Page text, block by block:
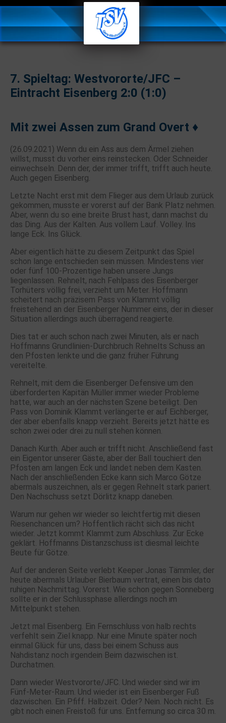
7. Spieltag: Westvororte/JFC –
Eintracht Eisenberg 2:0 (1:0)
Mit zwei Assen zum Grand Overt ♦️
(26.09.2021) Wenn du ein Ass aus dem Ärmel ziehen
willst, musst du vorher eins reinstecken. Oder Schneider
einwechseln. Denn der, der immer trifft, trifft auch heute.
Auch gegen Eisenberg.
Letzte Nacht erst mit dem Flieger aus dem Urlaub zurück
gekommen, musste er vorerst auf der Bank Platz nehmen.
Aber, wenn du so eine breite Brust hast, dann machst du
das Ding. Aus der Kalten. Aus vollem Lauf. Volley. Ins
lange Eck. Ins Glück.
Aber eigentlich hätte zu diesem Zeitpunkt das Spiel
schon lange entschieden sein müssen. Mindestens vier
oder fünf 100-Prozentige haben unsere Jungs
liegenlassen. Rehnelt, nach Fehlpass des Eisenberger
Torhüters völlig frei, verzieht um Meter. Hoffmann
scheitert nach präzisem Pass von Klammt völlig
freistehend an der Eisenberger Nummer eins, der in dieser
Situation allerdings auch überragend reagierte.
Dies tat er auch schon nach zwei Minuten, als er nach
Hoffmanns Grundlinien-Durchbruch Rehnelts Schuss an
den Pfosten lenkte und die ganz früher Führung
vereitelte.
Rehnelt, mit dem die Eisenberger Defensive um den
überforderten Kapitän Müller immer wieder Probleme
hatte, war auch an der nächsten Szene beteiligt. Den
Pass von Dominik Klammt verlängerte er auf Eichberger,
der aber ebenfalls knapp verzieht. Bereits jetzt hätte es
schon zwei oder drei zu null stehen können.
Danach Kurth. Aber auch er trifft nicht. Anschließend fast
ein Eigentor unserer Gäste, aber der Ball touchiert den
Pfosten am langen Eck und landet neben dem Kasten.
Nach der anschließenden Ecke kann sich Marco Götze
abermals auszeichnen, als er gegen Rehnelt stark pariert.
Den Nachschuss setzt Dörlitz knapp daneben.
Warum nur gehen wir wieder so leichtfertig mit diesen
Riesenchancen um? Hoffentlich rächt sich das nicht
wieder. Jetzt kommt Klammt zum Abschluss. Zur Ecke
geklärt. Hoffmanns Distanzschuss ist diesmal leichte
Beute für Götze.
Auf der anderen Seite verlebt Keeper Jonas Tämmler, der
heute abermals Urlauber Bierbaum vertrat, einen bis dato
ruhigen Nachmittag. Vorerst. Wie schon gegen Sonneberg
sollte er in der Schlussphase allerdings noch im
Mittelpunkt stehen.
Jetzt mal Eisenberg. Ein Fernschluss von halb rechts
verfehlt sein Ziel knapp. Nur eine Minute später noch
einmal Glück für uns, dass bei einem Schuss aus
Nahdistanz noch irgendein Beim dazwischen ist.
Durchatmen.
Dann wieder Westvororte/JFC. Und wieder sind wir im
Fünf-Meter-Raum. Und wieder ist ein Eisenberger Fuß
dazwischen. Ein Pfiff. Halbzeit. Oder? Nein. Noch nicht. Es
gibt noch einen Freistoß für uns. Entfernung so circa 30 m.